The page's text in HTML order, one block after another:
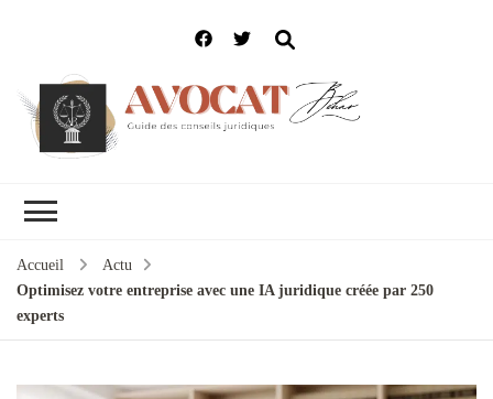
Accueil
Actu
Optimisez votre entreprise avec une IA juridique créée par 250
experts